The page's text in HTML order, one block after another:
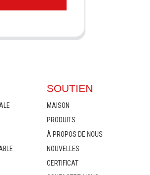
SOUTIEN
MAISON
PRODUITS
À PROPOS DE NOUS
NOUVELLES
CERTIFICAT